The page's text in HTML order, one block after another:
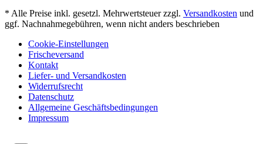
* Alle Preise inkl. gesetzl. Mehrwertsteuer zzgl. Versandkosten und
ggf. Nachnahmegebühren, wenn nicht anders beschrieben
Cookie-Einstellungen
Frischeversand
Kontakt
Liefer- und Versandkosten
Widerrufsrecht
Datenschutz
Allgemeine Geschäftsbedingungen
Impressum